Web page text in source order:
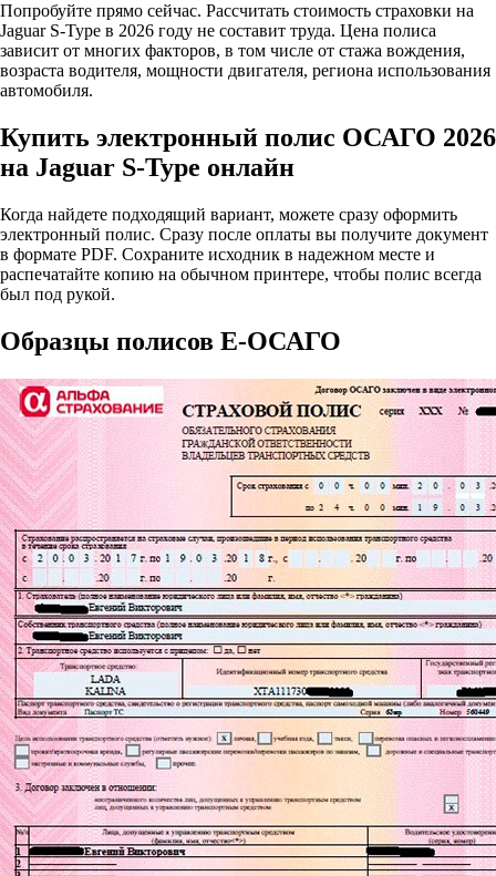
Попробуйте прямо сейчас. Рассчитать стоимость страховки на
Jaguar S-Type в 2026 году не составит труда. Цена полиса
зависит от многих факторов, в том числе от стажа вождения,
возраста водителя, мощности двигателя, региона использования
автомобиля.
Купить электронный полис ОСАГО 2026
на Jaguar S-Type онлайн
Когда найдете подходящий вариант, можете сразу оформить
электронный полис. Сразу после оплаты вы получите документ
в формате PDF. Сохраните исходник в надежном месте и
распечатайте копию на обычном принтере, чтобы полис всегда
был под рукой.
Образцы полисов E-ОСАГО